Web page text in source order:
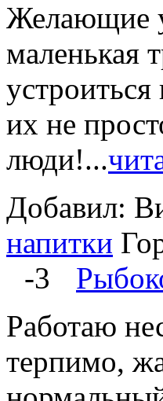
Желающие
маленькая
их не
люди!...
Добавил:
напитки
-3
Работаю
терпимо,